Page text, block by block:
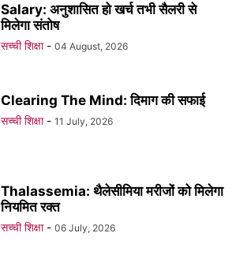
Salary: अनुशासित हो खर्च तभी सैलरी से
मिलेगा संतोष
सच्ची शिक्षा - 04 August, 2026
Clearing The Mind: दिमाग की सफाई
सच्ची शिक्षा - 11 July, 2026
Thalassemia: थैलेसीमिया मरीजों को मिलेगा
नियमित रक्त
सच्ची शिक्षा - 06 July, 2026